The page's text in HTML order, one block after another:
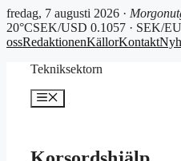
fredag, 7 augusti 2026 ·
20°CSEK/USD 0.1057 · SEK/
ossRedaktionenKällorKontakt
Tekniksektorn
Meny